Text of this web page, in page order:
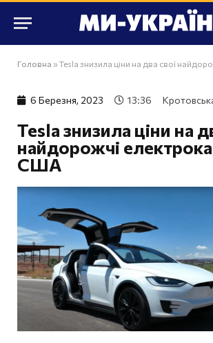
Головна » Tesla знизила ціни на два свої
6 Березня, 2023 13:36
Tesla знизила ціни на
найдорожчі
США